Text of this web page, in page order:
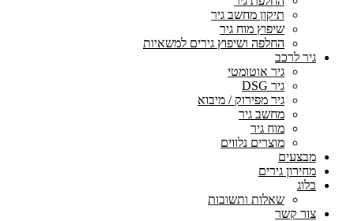
תיקון מחשב גיר
שיפוץ מוח גיר
החלפה ושיפוץ גירים למשאיות
גיר לרכב
גיר אוטומטי
גיר DSG
גיר מפירוק / מיבוא
מחשב גיר
מוח גיר
מוצרים נלווים
מבצעים
מחירון גירים
בלוג
שאלות ותשובות
צור קשר